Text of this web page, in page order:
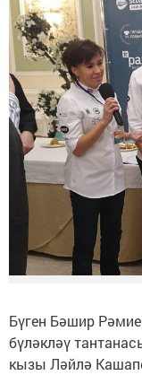
Бүген Бәшир
бүләкләү
кызы Ләйлә